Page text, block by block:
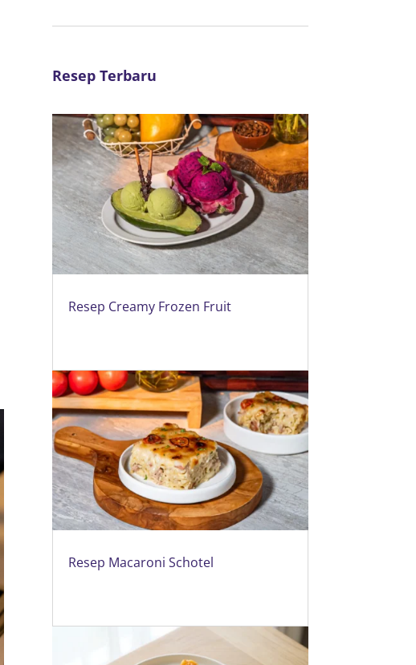
Resep Terbaru
Resep Creamy Frozen Fruit
Resep Macaroni Schotel